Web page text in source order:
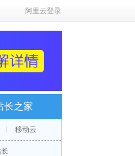
阿里云登录
长之家
移动云